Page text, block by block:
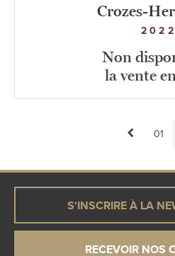
Crozes-
2022
Non
la vente
Page Page
01
S'INSCRIRE À LA
RECEVOIR NOS